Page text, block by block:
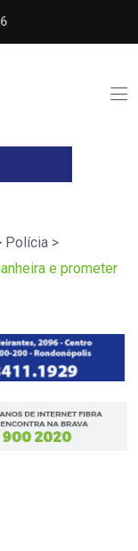
Polícia >
e prometer